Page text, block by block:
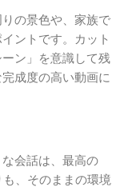
の景色や、家族で
ントです。カット
ン」を意識して残
成度の高い動画に
会話は、最高の
、そのままの環境